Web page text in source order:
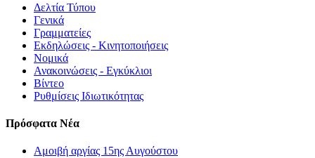
Δελτία Τύπου
Γενικά
Γραμματείες
Εκδηλώσεις - Κινητοποιήσεις
Νομικά
Ανακοινώσεις - Εγκύκλιοι
Βίντεο
Ρυθμίσεις Ιδιωτικότητας
Πρόσφατα Νέα
Αμοιβή αργίας 15ης Αυγούστου